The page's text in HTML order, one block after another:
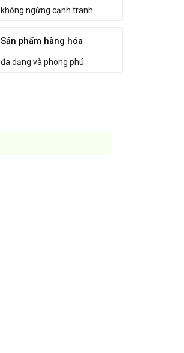
không ngừng cạnh tranh
Sản phẩm hàng hóa
đa dạng và phong phú